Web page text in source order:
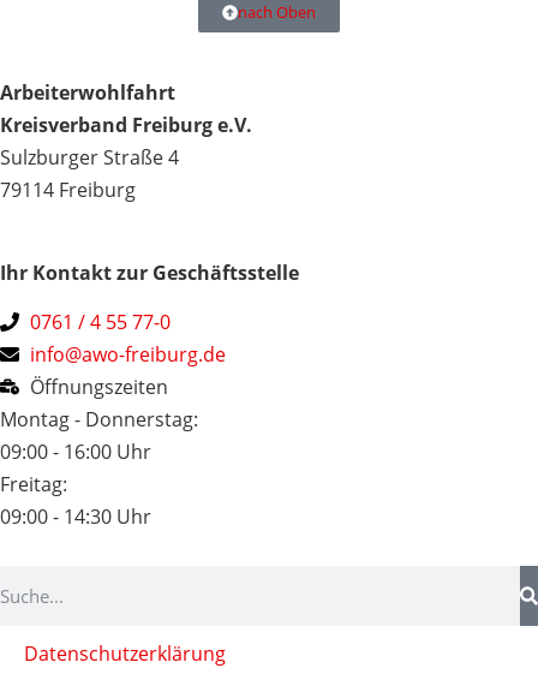
nach Oben
Arbeiterwohlfahrt
Kreisverband Freiburg e.V.
Sulzburger Straße 4
79114 Freiburg
Ihr Kontakt zur Geschäftsstelle
0761 / 4 55 77-0
info@awo-freiburg.de
Öffnungszeiten
Montag - Donnerstag:
09:00 - 16:00 Uhr
Freitag:
09:00 - 14:30 Uhr
Datenschutzerklärung